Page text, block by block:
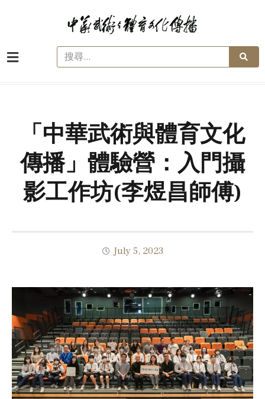
「中華武術與體育文化
傳播」體驗營：入門攝
影工作坊(李煜昌師傅)
July 5, 2023